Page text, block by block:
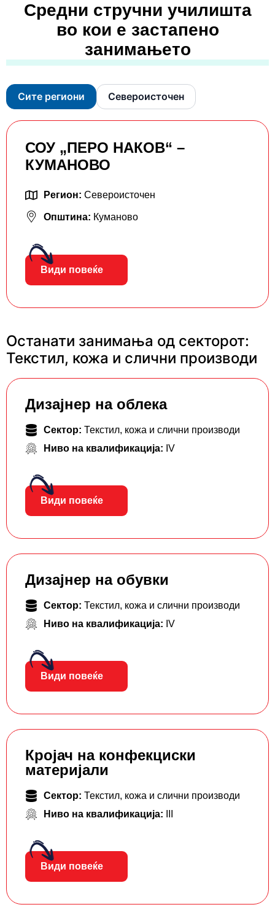
Средни стручни училишта
во кои е застапено
занимањето
Сите региони Североисточен
СОУ „ПЕРО НАКОВ“ –
КУМАНОВО
Регион: Североисточен
Општина: Куманово
Види повеќе
Останати занимања од секторот:
Текстил, кожа и слични производи
Дизајнер на облека
Сектор: Текстил, кожа и слични производи
Ниво на квалификација: IV
Види повеќе
Дизајнер на обувки
Сектор: Текстил, кожа и слични производи
Ниво на квалификација: IV
Види повеќе
Кројач на конфекциски
материјали
Сектор: Текстил, кожа и слични производи
Ниво на квалификација:
Види повеќе